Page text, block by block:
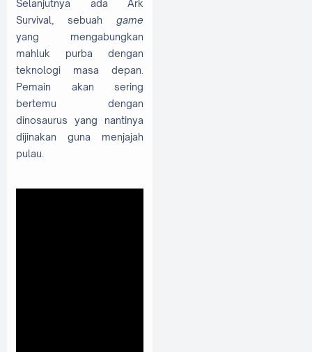
Selanjutnya ada Ark
Survival, sebuah game
yang mengabungkan
mahluk purba dengan
teknologi masa depan.
Pemain akan sering
bertemu dengan
dinosaurus yang nantinya
dijinakan guna menjajah
pulau.